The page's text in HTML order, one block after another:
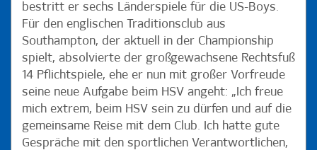
bestritt er sechs Länderspiele für die US-Boys.
Für den englischen Traditionsclub aus
Southampton, der aktuell in der Championship
spielt, absolvierte der großgewachsene Rechtsfuß
14 Pflichtspiele, ehe er nun mit großer Vorfreude
seine neue Aufgabe beim HSV angeht: „Ich freue
mich extrem, beim HSV sein zu dürfen und auf die
gemeinsame Reise mit dem Club. Ich hatte gute
Gespräche mit den sportlichen Verantwortlichen,